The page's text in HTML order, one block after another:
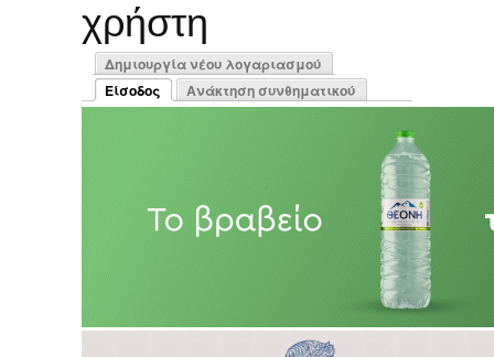
χρήστη
Πρωτεύουσες καρτέλες
Δημιουργία νέου λογαριασμού
Είσοδος
(ενεργή καρτέλα)
Ανάκτηση συνθηματικού